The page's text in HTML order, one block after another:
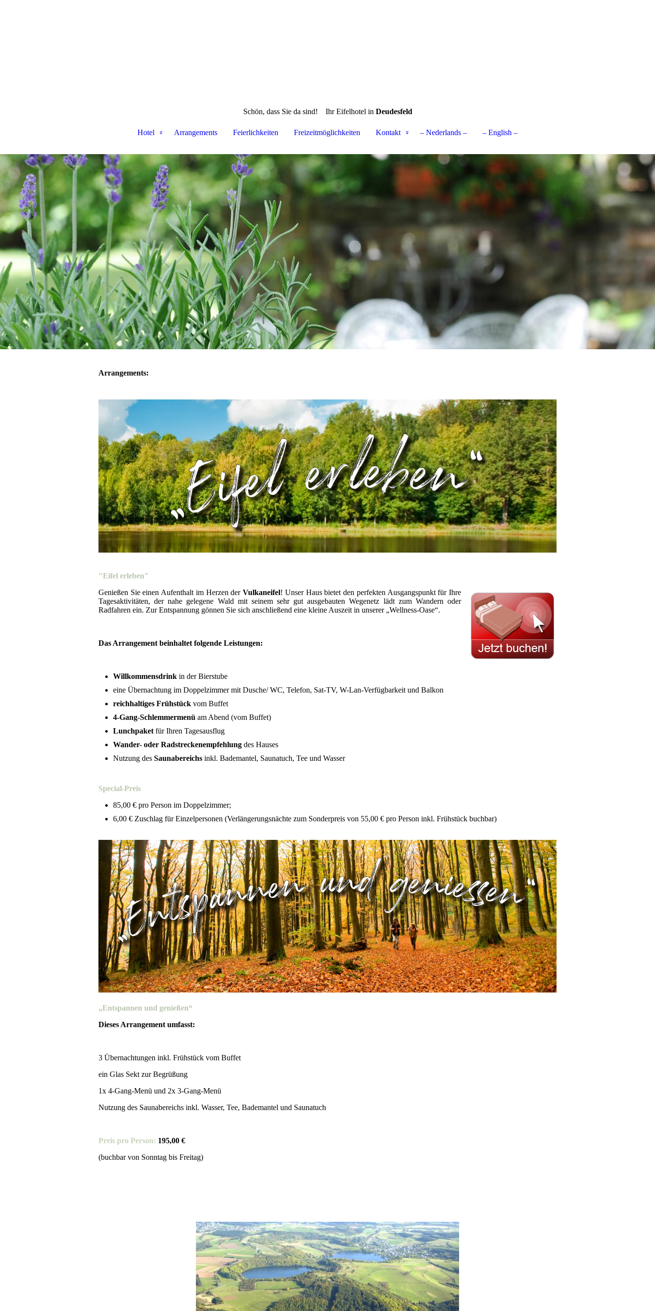
Schön, dass Sie da sind! Ihr Eifelhotel in Deudesfeld
Hotel Arrangements Feierlichkeiten Freizeitmöglichkeiten Kontakt – Nederlands – – English –
Arrangements:
"Eifel erleben"
Genießen Sie einen Aufenthalt im Herzen derVulkaneifel! Unser Hausbietet den perfekten Ausgangspunkt für Ihre
Tagesaktivitäten, der nahe gelegene Wald mit seinem sehr gut ausgebauten Wegenetz lädt zum Wandern oder
Radfahren ein. Zur Entspannung gönnen Sie sich anschließend eine kleine Auszeit in unserer „Wellness-Oase“.
Das Arrangement beinhaltet folgende Leistungen:
Willkommensdrink in der Bierstube
eine Übernachtung im Doppelzimmer mit Dusche/ WC, Telefon, Sat-TV, W-Lan-Verfügbarkeit und Balkon
reichhaltiges Frühstück vom Buffet
4-Gang-Schlemmermenü am Abend (vom Buffet)
Lunchpaket für Ihren Tagesausflug
Wander- oder Radstreckenempfehlung des Hauses
Nutzung des Saunabereichs inkl. Bademantel, Saunatuch, Tee und Wasser
Special-Preis
85,00 € pro Person im Doppelzimmer;
6,00 € Zuschlag für Einzelpersonen (Verlängerungsnächte zum Sonderpreis von 55,00 € pro Person inkl. Frühstück buchbar)
„Entspannen und genießen“
Dieses Arrangement umfasst:
3 Übernachtungen inkl. Frühstück vom Buffet
ein Glas Sekt zur Begrüßung
1x 4-Gang-Menü und 2x 3-Gang-Menü
Nutzung des Saunabereichs inkl. Wasser, Tee, Bademantel und Saunatuch
Preis pro Person: 195,00 €
(buchbar von Sonntag bis Freitag)